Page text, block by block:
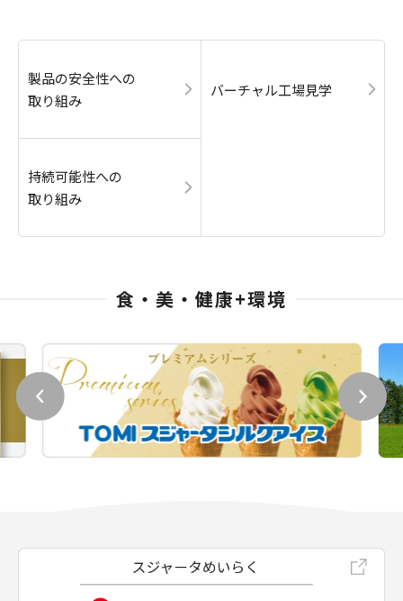
製品の安全性への
取り組み
バーチャル工場見学
持続可能性への
取り組み
食・美・健康+環境